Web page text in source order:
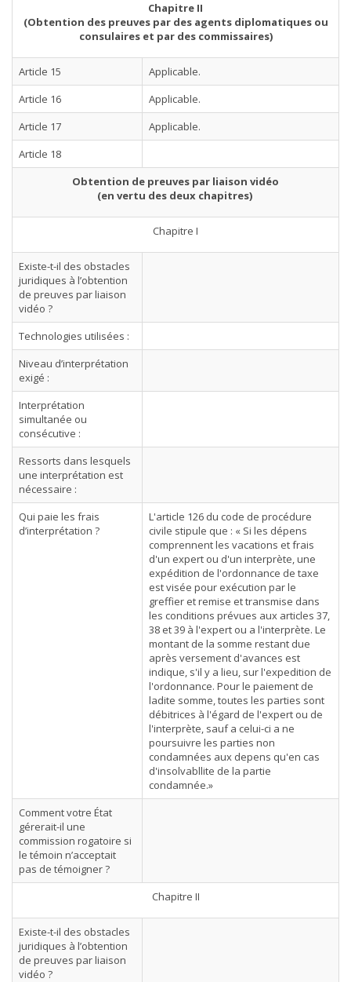
Chapitre II
(Obtention des preuves par des agents diplomatiques ou
consulaires et par des commissaires)
Article 15
Applicable.
Article 16
Applicable.
Article 17
Applicable.
Article 18
Obtention de preuves par liaison vidéo
(en vertu des deux chapitres)
Chapitre I
Existe-t-il des obstacles
juridiques à l’obtention
de preuves par liaison
vidéo ?
Technologies utilisées :
Niveau d’interprétation
exigé :
Interprétation
simultanée ou
consécutive :
Ressorts dans lesquels
une interprétation est
nécessaire :
Qui paie les frais
d’interprétation ?
L'article 126 du code de procédure
civile stipule que : « Si les dépens
comprennent les vacations et frais
d'un expert ou d'un interprète, une
expédition de l'ordonnance de taxe
est visée pour exécution par le
greffier et remise et transmise dans
les conditions prévues aux articles 37,
38 et 39 à l'expert ou a l'interprète. Le
montant de la somme restant due
après versement d'avances est
indique, s'il y a lieu, sur l'expedition de
l'ordonnance. Pour le paiement de
ladite somme, toutes les parties sont
débitrices à l'égard de l'expert ou de
l'interprète, sauf a celui-ci a ne
poursuivre les parties non
condamnées aux depens qu'en cas
d'insolvabllite de la partie
condamnée.»
Comment votre État
gérerait-il une
commission rogatoire si
le témoin n’acceptait
pas de témoigner ?
Chapitre II
Existe-t-il des obstacles
juridiques à l’obtention
de preuves par liaison
vidéo ?